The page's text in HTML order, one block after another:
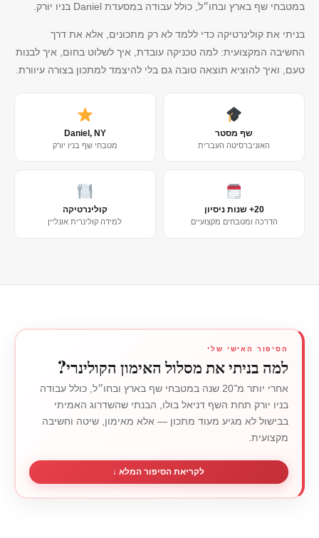
במטבחי שף בארץ ובחו״ל, כולל עבודה במסעדת Daniel בניו יורק.
בניתי את קולינרטיקה כדי ללמד לא רק מתכונים, אלא את דרך
החשיבה המקצועית: למה טכניקה עובדת, איך לשלוט בחום, איך לבנות
טעם, ואיך להוציא תוצאה טובה גם בלי להיצמד למתכון בצורה עיוורת.
שף מסטר
האוניברסיטה העברית
Daniel, NY
מטבחי שף בניו יורק
20+ שנות ניסיון
הדרכה ומטבחים מקצועיים
קולינרטיקה
למידה קולינרית אונליין
הסיפור האישי שלי
למה בניתי את מסלול האימון הקולינרי?
אחרי יותר מ־20 שנה במטבחי שף בארץ ובחו״ל, כולל עבודה
בניו יורק תחת השף דניאל בולו, הבנתי שהשדרוג האמיתי
בבישול לא מגיע מעוד מתכון — אלא מאימון, שיטה וחשיבה
מקצועית.
לקריאת הסיפור המלא ↓